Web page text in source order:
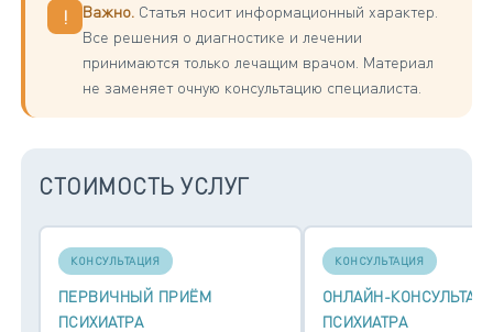
! Важно. Статья носит информационный характер.
Все решения о диагностике и лечении
принимаются только лечащим врачом. Материал
не заменяет очную консультацию специалиста.
СТОИМОСТЬ УСЛУГ
КОНСУЛЬТАЦИЯ
ПЕРВИЧНЫЙ ПРИЁМ
ПСИХИАТРА
КОНСУЛЬТАЦИЯ
ОНЛАЙН-
ПСИХИАТРА